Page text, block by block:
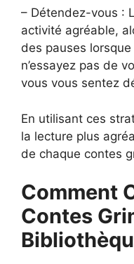
– Détendez-vous :
activité agréable,
des pauses lorsque
n’essayez pas de
vous vous sentez
En utilisant ces
la lecture plus
de chaque contes
Comment
Contes